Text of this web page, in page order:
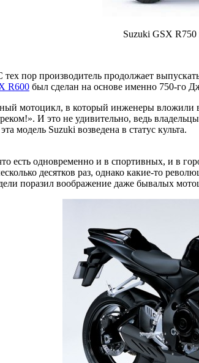
Suzuki GSX R750
пор производитель продолжает
R600 был сделан на основе именно 750-го
мотоцикл, в который инженеры
И это не удивительно, ведь
модель Suzuki возведена в статус культа.
есть одновременно и в спортивных, и в
десятков раз, однако какие-то
поразил воображение даже бывалых